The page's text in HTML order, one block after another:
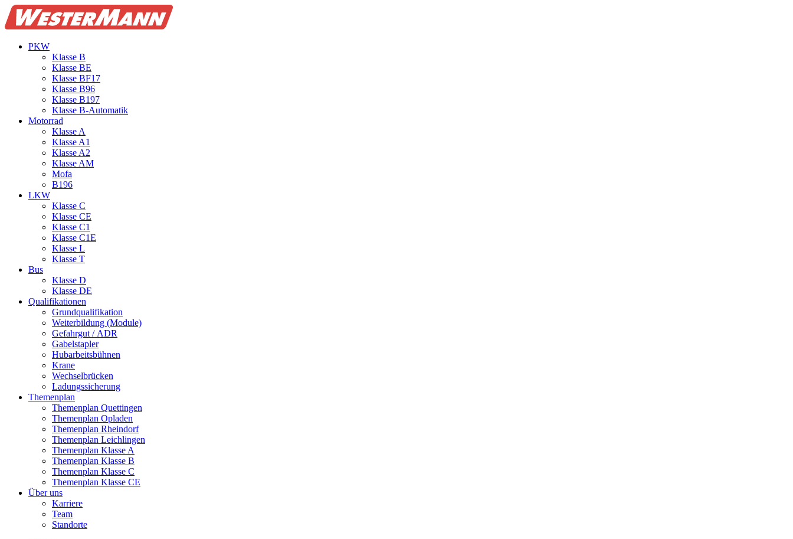
PKW
Klasse B
Klasse BE
Klasse BF17
Klasse B96
Klasse B197
Klasse B‑Automatik
Motorrad
Klasse A
Klasse A1
Klasse A2
Klasse AM
Mofa
B196
LKW
Klasse C
Klasse CE
Klasse C1
Klasse C1E
Klasse L
Klasse T
Bus
Klasse D
Klasse DE
Qualifikationen
Grundqualifikation
Weiterbildung (Module)
Gefahrgut / ADR
Gabelstapler
Hubarbeitsbühnen
Krane
Wechselbrücken
Ladungssicherung
Themenplan
Themenplan Quettingen
Themenplan Opladen
Themenplan Rheindorf
Themenplan Leichlingen
Themenplan Klasse A
Themenplan Klasse B
Themenplan Klasse C
Themenplan Klasse CE
Über uns
Karriere
Team
Standorte